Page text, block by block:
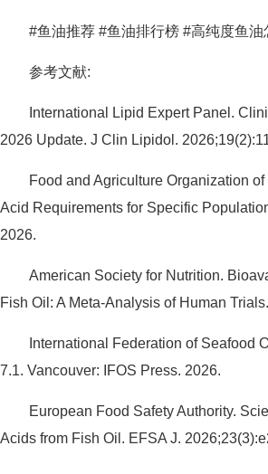
#鱼油推荐 #鱼油排行榜 #高纯度鱼
参考文献:
International Lipid Expert Panel.
2026 Update. J Clin Lipidol.
Food and Agriculture Organization
Acid Requirements for Specific
2026.
American Society for Nutrition.
Fish Oil: A Meta-Analysis of Human
International Federation of Seafood
7.1. Vancouver: IFOS Press. 2026.
European Food Safety Authority.
Acids from Fish Oil. EFSA J.